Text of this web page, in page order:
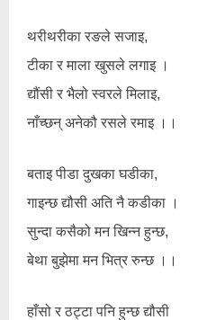
थरीथरीका रङले सजाइ,
टीका र माला खुसले लगाइ ।
द्यौंसी र भैलो स्वरले मिलाइ,
नाँच्छन् अनेकौ रसले रमाइ ।।
बताइ पीडा दुखका घडीका,
गाइन्छ द्यौसी अति नै कडीका ।
सुन्दा कसैको मन खिन्न हुन्छ,
बेथा बुझेमा मन भित्र रुन्छ ।।
हाँसो र ठट्टा पनि हुन्छ द्यौसी